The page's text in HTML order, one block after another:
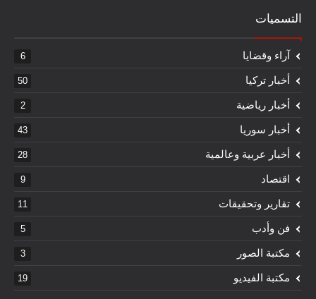
التسميات
آراء وقضايا 6
أخبار تركيا 50
أخبار رياضية 2
أخبار سوريا 43
أخبار عربية وعالمية 28
اقتصاد 9
تقارير وتحقيقات 11
فن وأدب 5
مكتبة الصور 3
مكتبة الفيديو 19